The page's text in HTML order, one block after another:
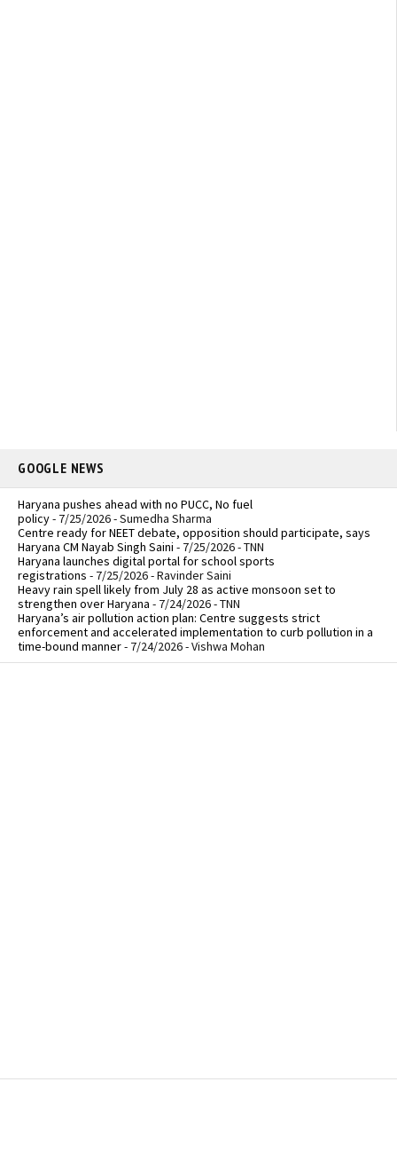
GOOGLE NEWS
Haryana pushes ahead with no PUCC, No fuel
policy- 7/25/2026- Sumedha Sharma
Centre ready for NEET debate, opposition should participate, says
Haryana CM Nayab Singh Saini - 7/25/2026- TNN
Haryana launches digital portal for school sports
registrations - 7/25/2026- Ravinder Saini
Heavy rain spell likely from July 28 as active monsoon set to
strengthen over Haryana - 7/24/2026- TNN
Haryana’s air pollution action plan: Centre suggests strict
enforcement and accelerated implementation to curb pollution in a
time-bound manner- 7/24/2026- Vishwa Mohan